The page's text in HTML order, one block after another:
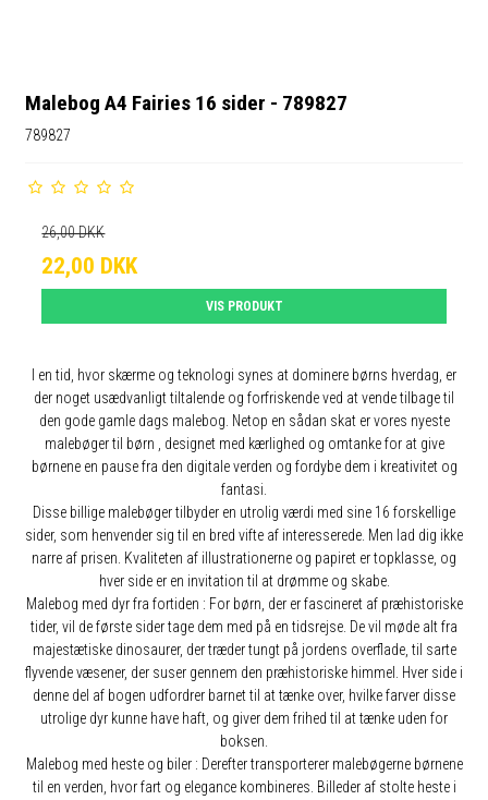
Malebog A4 Fairies 16 sider - 789827
789827
26,00 DKK
22,00 DKK
VIS PRODUKT
I en tid, hvor skærme og teknologi synes at dominere børns hverdag, er
der noget usædvanligt tiltalende og forfriskende ved at vende tilbage til
den gode gamle dags malebog. Netop en sådan skat er vores nyeste
malebøger til børn , designet med kærlighed og omtanke for at give
børnene en pause fra den digitale verden og fordybe dem i kreativitet og
fantasi.
Disse billige malebøger tilbyder en utrolig værdi med sine 16 forskellige
sider, som henvender sig til en bred vifte af interesserede. Men lad dig ikke
narre af prisen. Kvaliteten af illustrationerne og papiret er topklasse, og
hver side er en invitation til at drømme og skabe.
Malebog med dyr fra fortiden : For børn, der er fascineret af præhistoriske
tider, vil de første sider tage dem med på en tidsrejse. De vil møde alt fra
majestætiske dinosaurer, der træder tungt på jordens overflade, til sarte
flyvende væsener, der suser gennem den præhistoriske himmel. Hver side i
denne del af bogen udfordrer barnet til at tænke over, hvilke farver disse
utrolige dyr kunne have haft, og giver dem frihed til at tænke uden for
boksen.
Malebog med heste og biler : Derefter transporterer malebøgerne børnene
til en verden, hvor fart og elegance kombineres. Billeder af stolte heste i